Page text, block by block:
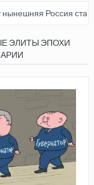
стала хуже,
ЭЛИТЫ ЭПОХИ